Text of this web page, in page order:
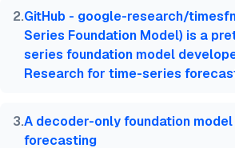
howpublished    =
note   = {AIMultiple. Erişim
}
2.GitHub - google-research/
Series Foundation Model) is a
series foundation model
Research for time-series
3.A decoder-only foundation
forecasting